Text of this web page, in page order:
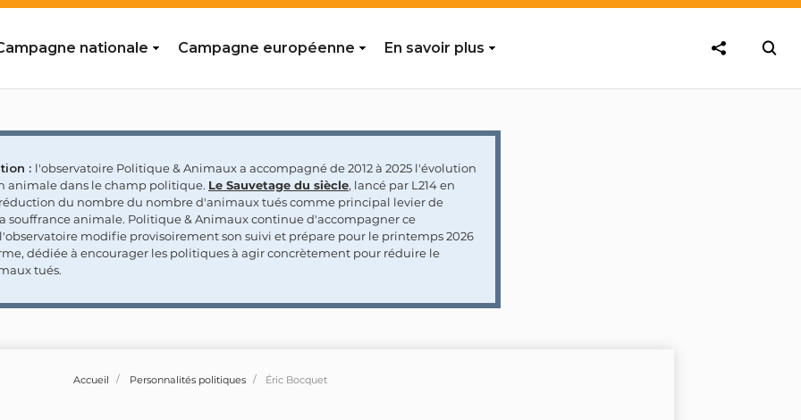
nationale Campagne européenne En savoir plus
: l'observatoire Politique & Animaux a accompagné de 2012 à 2025 l'évolution
animale dans le champ politique. Le Sauvetage du siècle, lancé par L214 en
réduction du nombre du nombre d'animaux tués comme principal levier de
souffrance animale. Politique & Animaux continue d'accompagner ce
modifie provisoirement son suivi et prépare pour le printemps 2026
dédiée à encourager les politiques à agir concrètement pour réduire le
tués.
Accueil Personnalités politiques Éric Bocquet